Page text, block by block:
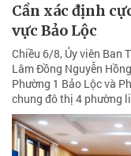
Cần xác định
vực Bảo Lộc
Chiều 6/8, Ủy viên Ban
Lâm Đồng Nguyễn
Phường 1 Bảo Lộc và
chung đô thị 4 phường